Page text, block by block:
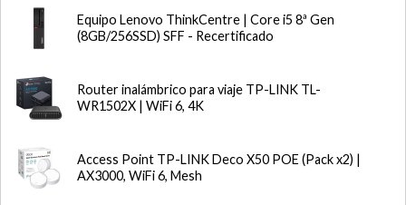
Equipo Lenovo ThinkCentre | Core i5 8ª Gen
(8GB/256SSD) SFF - Recertificado
Router inalámbrico para viaje TP-LINK TL-
WR1502X | WiFi 6, 4K
Access Point TP-LINK Deco X50 POE (Pack x2) |
AX3000, WiFi 6, Mesh